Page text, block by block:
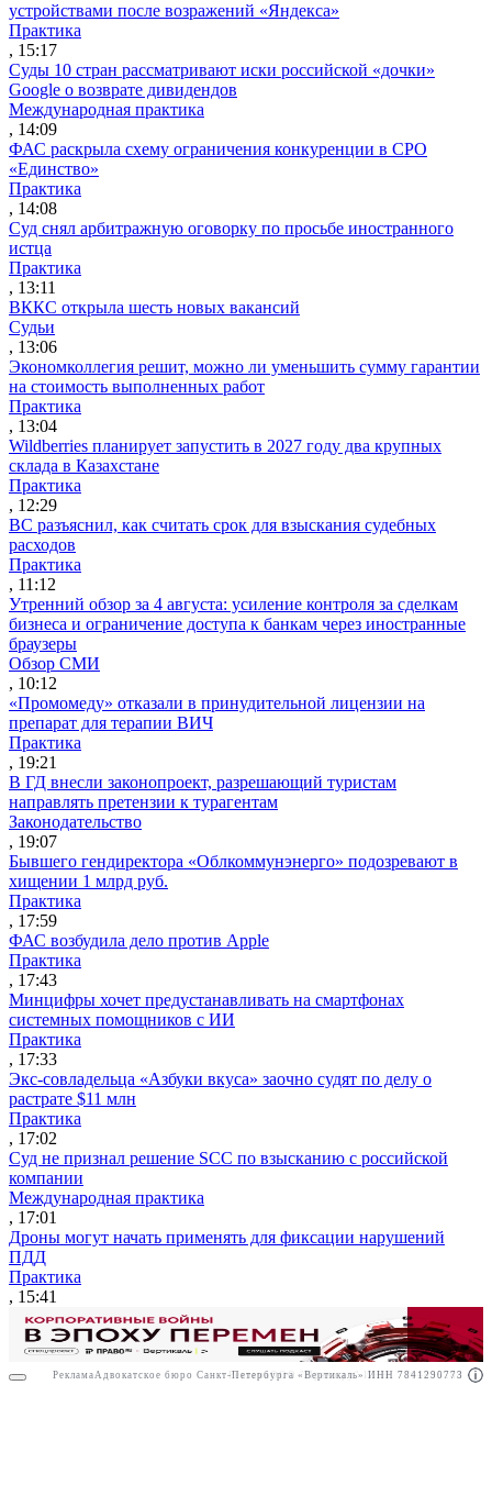
РекламаООО "Право.ру" ИНН: 7704835288
устройствами после возражений «Яндекса»
Практика
, 15:17
Суды 10 стран рассматривают иски российской «дочки»
Google о возврате дивидендов
Международная практика
, 14:09
ФАС раскрыла схему ограничения конкуренции в СРО
«Единство»
Практика
, 14:08
Суд снял арбитражную оговорку по просьбе иностранного
истца
Практика
, 13:11
ВККС открыла шесть новых вакансий
Судьи
, 13:06
Экономколлегия решит, можно ли уменьшить сумму гарантии
на стоимость выполненных работ
Практика
, 13:04
Wildberries планирует запустить в 2027 году два крупных
склада в Казахстане
Практика
, 12:29
ВС разъяснил, как считать срок для взыскания судебных
расходов
Практика
, 11:12
Утренний обзор за 4 августа: усиление контроля за сделкам
бизнеса и ограничение доступа к банкам через иностранные
браузеры
Обзор СМИ
, 10:12
«Промомеду» отказали в принудительной лицензии на
препарат для терапии ВИЧ
Практика
, 19:21
В ГД внесли законопроект, разрешающий туристам
направлять претензии к турагентам
Законодательство
, 19:07
Бывшего гендиректора «Облкоммунэнерго» подозревают в
хищении 1 млрд руб.
Практика
, 17:59
ФАС возбудила дело против Apple
Практика
, 17:43
Минцифры хочет предустанавливать на смартфонах
системных помощников с ИИ
Практика
, 17:33
Экс-совладельца «Азбуки вкуса» заочно судят по делу о
растрате $11 млн
Практика
, 17:02
Суд не признал решение SCC по взысканию с российской
компании
Международная практика
, 17:01
Дроны могут начать применять для фиксации нарушений
ПДД
Практика
, 15:41
Реклама Адвокатское бюро Санкт-Петербурга «Вертикаль» ИНН 7841290773